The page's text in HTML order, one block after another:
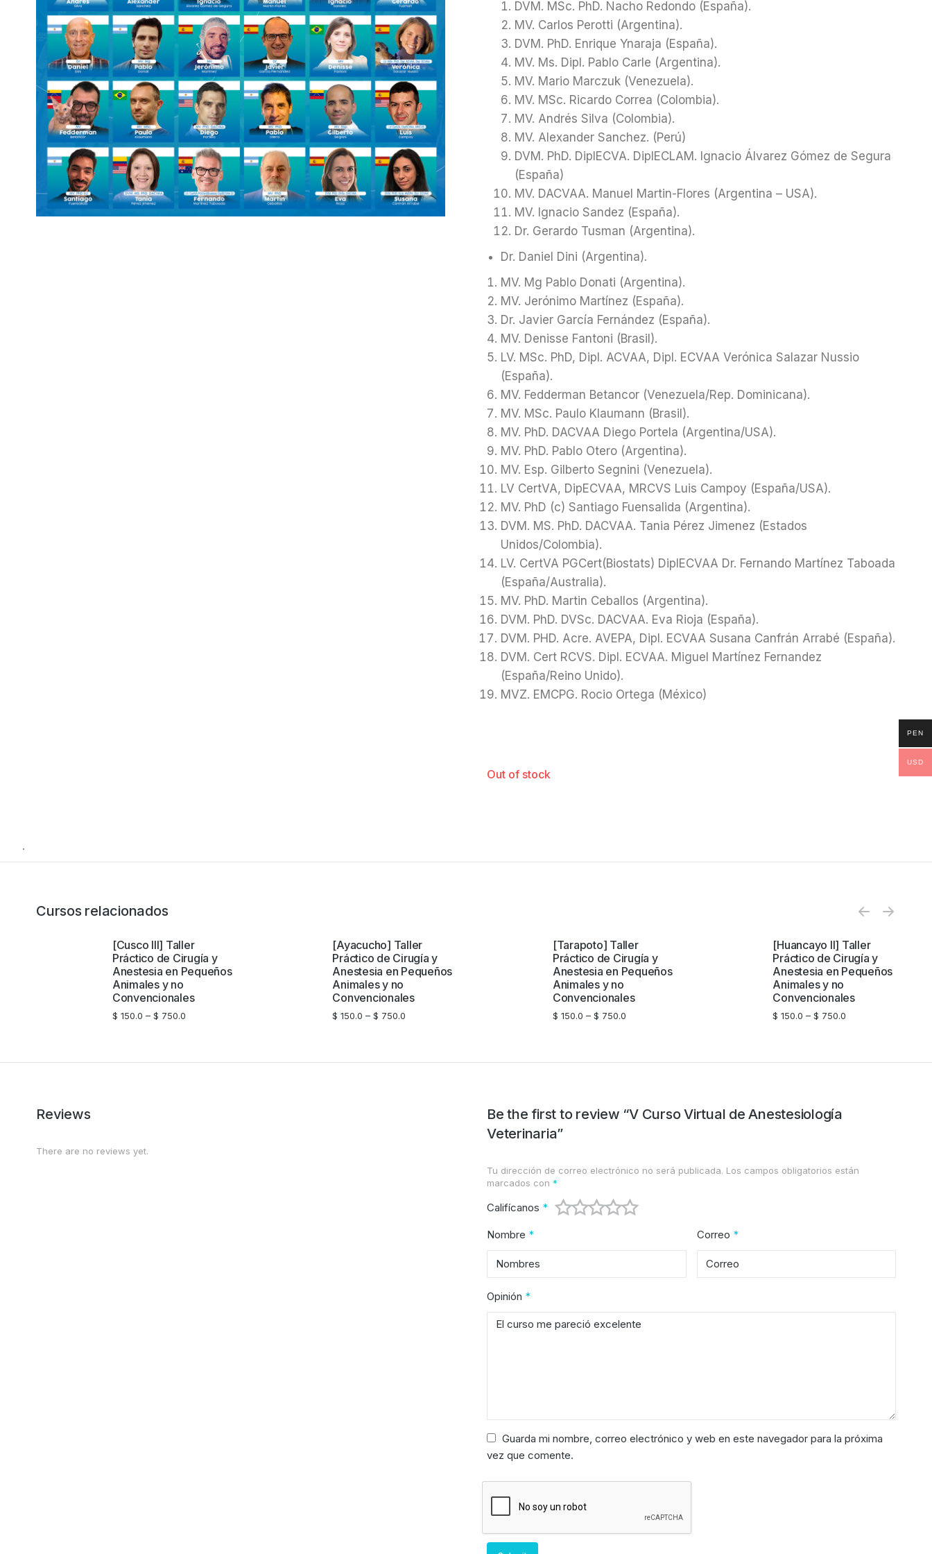
DVM. MSc. PhD. Nacho Redondo (España).
MV. Carlos Perotti (Argentina).
DVM. PhD. Enrique Ynaraja (España).
MV. Ms. Dipl. Pablo Carle (Argentina).
MV. Mario Marczuk (Venezuela).
MV. MSc. Ricardo Correa (Colombia).
MV. Andrés Silva (Colombia).
MV. Alexander Sanchez. (Perú)
DVM. PhD. DiplECVA. DiplECLAM. Ignacio Álvarez Gómez de Segura
(España)
MV. DACVAA. Manuel Martin-Flores (Argentina – USA).
MV. Ignacio Sandez (España).
Dr. Gerardo Tusman (Argentina).
Dr. Daniel Dini (Argentina).
MV. Mg Pablo Donati (Argentina).
MV. Jerónimo Martínez (España).
Dr. Javier García Fernández (España).
MV. Denisse Fantoni (Brasil).
LV. MSc. PhD, Dipl. ACVAA, Dipl. ECVAA Verónica Salazar Nussio
(España).
MV. Fedderman Betancor (Venezuela/Rep. Dominicana).
MV. MSc. Paulo Klaumann (Brasil).
MV. PhD. DACVAA Diego Portela (Argentina/USA).
MV. PhD. Pablo Otero (Argentina).
MV. Esp. Gilberto Segnini (Venezuela).
LV CertVA, DipECVAA, MRCVS Luis Campoy (España/USA).
MV. PhD (c) Santiago Fuensalida (Argentina).
DVM. MS. PhD. DACVAA. Tania Pérez Jimenez (Estados
Unidos/Colombia).
LV. CertVA PGCert(Biostats) DiplECVAA Dr. Fernando Martínez Taboada
(España/Australia).
MV. PhD. Martin Ceballos (Argentina).
DVM. PhD. DVSc. DACVAA. Eva Rioja (España).
DVM. PHD. Acre. AVEPA, Dipl. ECVAA Susana Canfrán Arrabé (España).
DVM. Cert RCVS. Dipl. ECVAA. Miguel Martínez Fernandez
(España/Reino Unido).
MVZ. EMCPG. Rocio Ortega (México)
Out of stock
.
Cursos relacionados
[Cusco III] Taller
Práctico de Cirugía y
Anestesia en Pequeños
Animales y no
Convencionales
$ 150.0 – $ 750.0
[Ayacucho] Taller
Práctico de Cirugía y
Anestesia en Pequeños
Animales y no
Convencionales
$ 150.0 –$ 750.0
[Tarapoto] Taller
Práctico de Cirugía y
Anestesia en Pequeños
Animales y no
Convencionales
$ 150.0 – $ 750.0
[Huancayo II] Taller
Práctico de Cirugía y
Anestesia en Pequeños
Animales y no
Convencionales
$ 150.0 –$ 750.0
Reviews
There are no reviews yet.
Be the first to review “V Curso Virtual de Anestesiología
Veterinaria”
Tu dirección de correo electrónico no será publicada. Los campos obligatorios están
marcados con *
Califícanos *
Nombre * Correo *
Opinión *
Guarda mi nombre, correo electrónico y web en este navegador para la próxima
vez que comente.
PEN
USD